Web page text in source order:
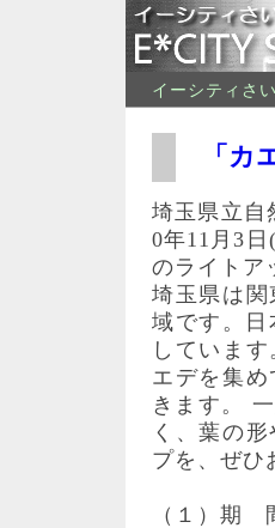
イーシティさ
「カ
埼玉県立自
0年11月3
のライトア
埼玉県は
域です。日
していま
エデを集
きます。
く、葉の
プを、ぜひ
（１）期